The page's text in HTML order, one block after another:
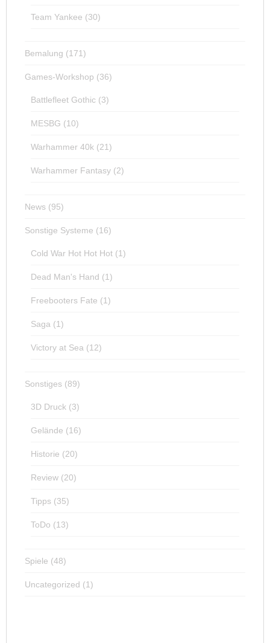
Team Yankee (30)
Bemalung (171)
Games-Workshop (36)
Battlefleet Gothic (3)
MESBG (10)
Warhammer 40k (21)
Warhammer Fantasy (2)
News (95)
Sonstige Systeme (16)
Cold War Hot Hot Hot (1)
Dead Man's Hand (1)
Freebooters Fate (1)
Saga (1)
Victory at Sea (12)
Sonstiges (89)
3D Druck (3)
Gelände (16)
Historie (20)
Review (20)
Tipps (35)
ToDo (13)
Spiele (48)
Uncategorized (1)